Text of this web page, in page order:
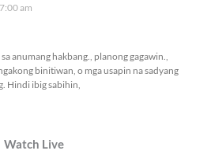
7:00 am
anumang hakbang., planong gagawin.,
binitiwan, o mga usapin na sadyang
Hindi ibig sabihin,
Watch Live